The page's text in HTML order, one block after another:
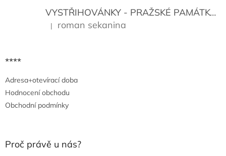
VYSTŘIHOVÁNKY - PRAŽSKÉ PAMÁTKY
Hodnocení produktu je 5 z 5 hvězdiček.
| roman sekanina
****
Adresa+otevírací doba
Hodnocení obchodu
Obchodní podmínky
Proč právě u nás?